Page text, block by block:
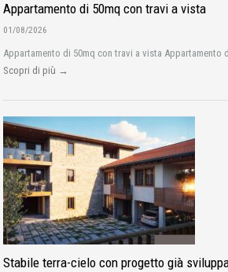
Appartamento di 50mq con travi a vista
01/08/2026
Appartamento di 50mq con travi a vista Appartamento
Scopri di più →
Stabile terra-cielo con progetto già